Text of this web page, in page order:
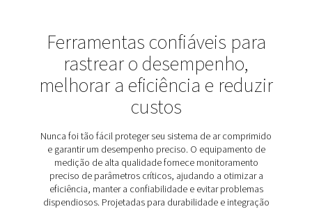
ar comprimido para rastrear parâmetros como
energia, taxas de fluxo e níveis de pressão. Ao
continuamente, eles fornecem informações valiosas
eficiência, ajudando os usuários a otimizar as
evitar o tempo de inatividade. Gravadores de
modernos, como a linha estacionária Checkbox S
melhoram essa funcionalidade com um display
3,5 polegadas para visualização clara de
compatibilidade com sensores digitais. Projetada
instalações fixas, a Checkbox S 1-5 oferece
confiável e de longo prazo, tornando-a uma